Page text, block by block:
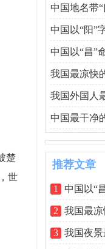
楚
世
中国地名带
中国以“阳”
中国以“昌”
我国最凉快
我国外国人
中国最干净
推荐文章
1 中国以“
2 我国最凉
3 我国夜景